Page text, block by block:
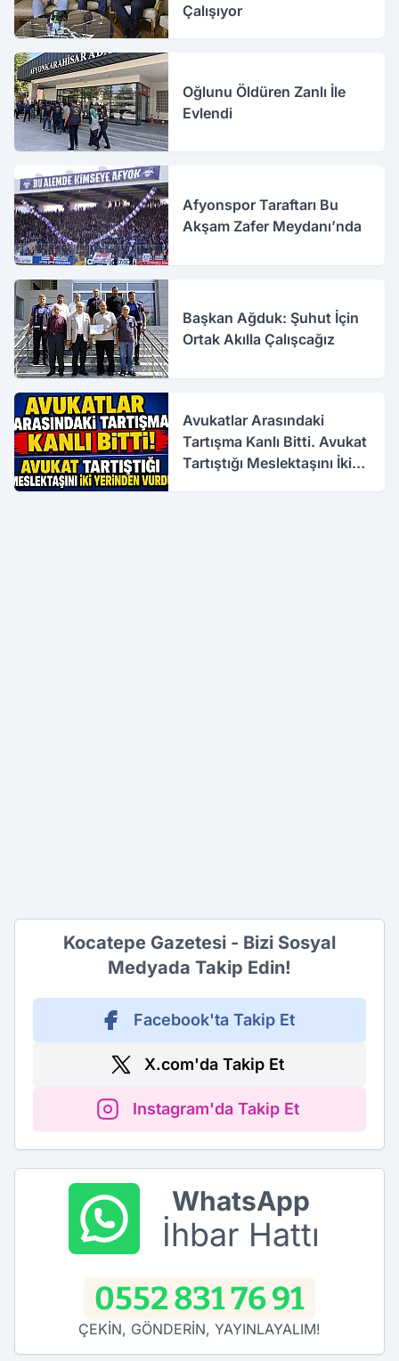
Çalışıyor
Oğlunu Öldüren Zanlı İle
Evlendi
Afyonspor Taraftarı Bu
Akşam Zafer Meydanı’nda
Başkan Ağduk: Şuhut İçin
Ortak Akılla Çalışcağız
Avukatlar Arasındaki
Tartışma Kanlı Bitti. Avukat
Tartıştığı Meslektaşını İki
Kocatepe Gazetesi - Bizi Sosyal
Medyada Takip Edin!
Facebook'ta Takip Et
X.com'da Takip Et
Instagram'da Takip Et
WhatsApp
İhbar Hattı
0552 831 76 91
ÇEKİN, GÖNDERİN, YAYINLAYALIM!